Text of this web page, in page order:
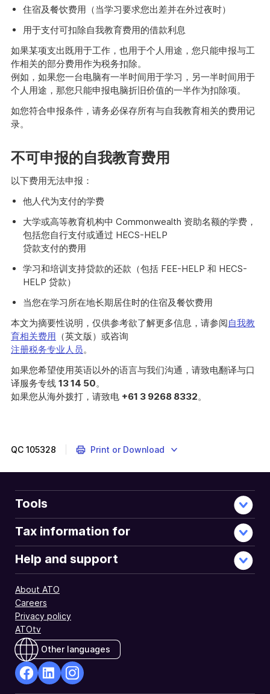
住宿及餐饮费用（当学习要求您出差并在外过夜时）
用于支付可扣除自我教育费用的借款利息
如果某项支出既用于工作，也用于个人用途，您只能申报与工
作相关的部分费用作为税务扣除。
例如，如果您一台电脑有一半时间用于学习，另一半时间用于
个人用途，那您只能申报电脑折旧价值的一半作为扣除项。
如您符合申报条件，请务必保存所有与自我教育相关的费用记
录。
不可申报的自我教育费用
以下费用无法申报：
他人代为支付的学费
大学或高等教育机构中 Commonwealth 资助名额的学费，
包括您自行支付或通过 HECS-HELP
贷款支付的费用
学习和培训支持贷款的还款（包括 FEE-HELP 和 HECS-
HELP 贷款）
当您在学习所在地长期居住时的住宿及餐饮费用
本文为摘要性说明，仅供参考欲了解更多信息，请参阅自我教
育相关费用 （英文版）或咨询
注册税务专业人员。
如果您希望使用英语以外的语言与我们沟通，请致电翻译与口
译服务专线 13 14 50。
如果您从海外拨打，请致电 +61 3 9268 8332。
QC 105328 Print or Download
Tools
Tax information for
Help and support
About ATO
Careers
Privacy policy
ATOtv
Other languages